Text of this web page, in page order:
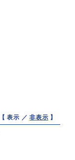
【 表示 ／非表示 】